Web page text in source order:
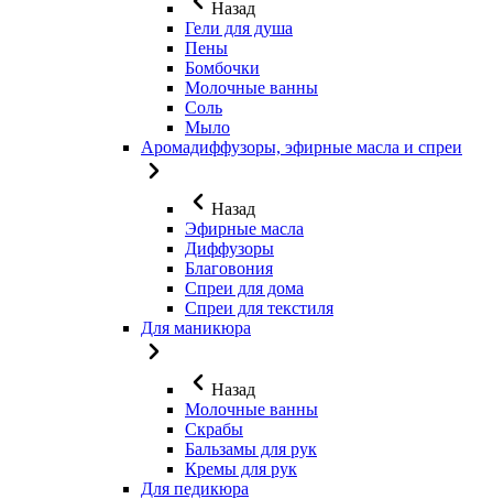
Назад
Гели для душа
Пены
Бомбочки
Молочные ванны
Соль
Мыло
Аромадиффузоры, эфирные масла и спреи
Назад
Эфирные масла
Диффузоры
Благовония
Спреи для дома
Спреи для текстиля
Для маникюра
Назад
Молочные ванны
Скрабы
Бальзамы для рук
Кремы для рук
Для педикюра